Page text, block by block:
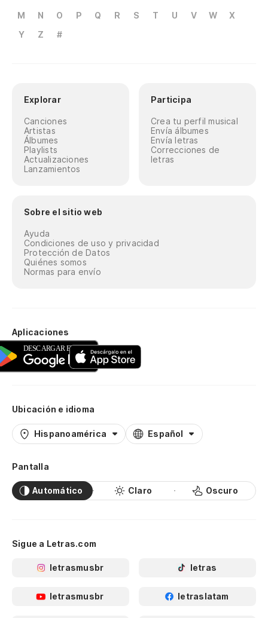
M
N O P Q R S T U V W
X
Y
Z #
Explorar
Canciones
Artistas
Álbumes
Playlists
Actualizaciones
Lanzamientos
Participa
Crea tu perfil musical
Envía álbumes
Envía letras
Correcciones de
letras
Sobre el sitio web
Ayuda
Condiciones de uso y privacidad
Protección de Datos
Quiénes somos
Normas para envío
Aplicaciones
Ubicación e idioma
Hispanoamérica Español
Pantalla
Automático Claro Oscuro
Sigue a Letras.com
letrasmusbr letras
letrasmusbr letraslatam